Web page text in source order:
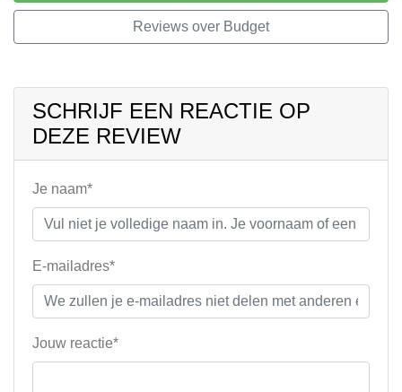
Reviews over Budget
SCHRIJF EEN REACTIE OP
DEZE REVIEW
Je naam*
E-mailadres*
Jouw reactie*